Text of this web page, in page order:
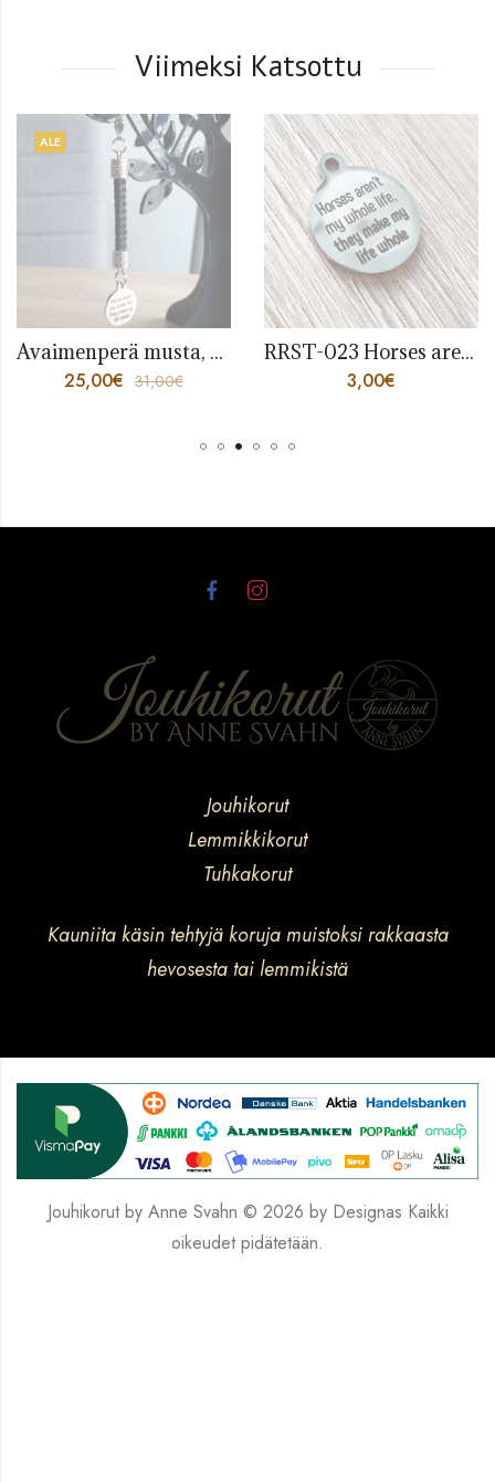
Viimeksi Katsottu
ALE
Avaimenperä musta, Horses
25,00€ 31,00€
RRST-023 Horses aren’t my whole life
3,00€
Jouhikorut
Lemmikkikorut
Tuhkakorut
Kauniita käsin tehtyjä koruja muistoksi rakkaasta
hevosesta tai lemmikistä
Jouhikorut by Anne Svahn © 2026 by Designas Kaikki
oikeudet pidätetään.